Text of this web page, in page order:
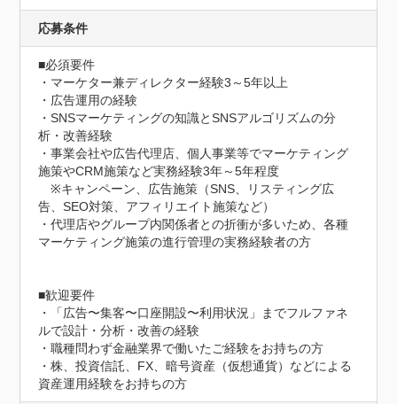
応募条件
■必須要件
・マーケター兼ディレクター経験3～5年以上
・広告運用の経験
・SNSマーケティングの知識とSNSアルゴリズムの分
析・改善経験
・事業会社や広告代理店、個人事業等でマーケティング
施策やCRM施策など実務経験3年～5年程度
※キャンペーン、広告施策（SNS、リスティング広
告、SEO対策、アフィリエイト施策など）
・代理店やグループ内関係者との折衝が多いため、各種
マーケティング施策の進行管理の実務経験者の方
■歓迎要件
・「広告〜集客〜口座開設〜利用状況」までフルファネ
ルで設計・分析・改善の経験
・職種問わず金融業界で働いたご経験をお持ちの方
・株、投資信託、FX、暗号資産（仮想通貨）などによる
資産運用経験をお持ちの方